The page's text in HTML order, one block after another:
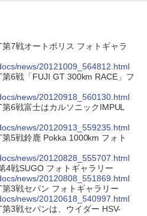
7戦オートポリス フォトギャラ
news/20121009_564812.html
第6戦「FUJI GT 300km RACE」フ
news/20120918_560130.html
6戦富士はカルソニックIMPUL
news/20120913_559235.html
5戦鈴鹿 Pokka 1000km フォト
news/20120828_555707.html
4戦SUGO フォトギャラリー
news/20120808_551869.html
第3戦セパン フォトギャラリー
news/20120618_540997.html
3戦セパンは、ウイダー HSV-